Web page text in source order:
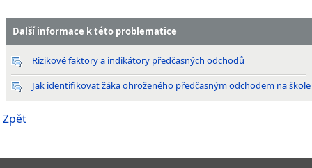
Další informace k této problematice
Rizikové faktory a indikátory předčasných odchodů
Jak identifikovat žáka ohroženého předčasným odchodem na škole
Zpět